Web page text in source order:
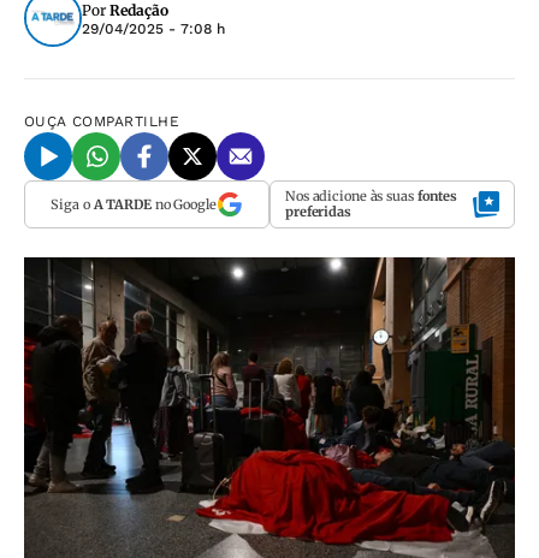
Por Redação
29/04/2025 - 7:08 h
OUÇA COMPARTILHE
Siga o A TARDEno Google Nos adicione às suas fontes
preferidas